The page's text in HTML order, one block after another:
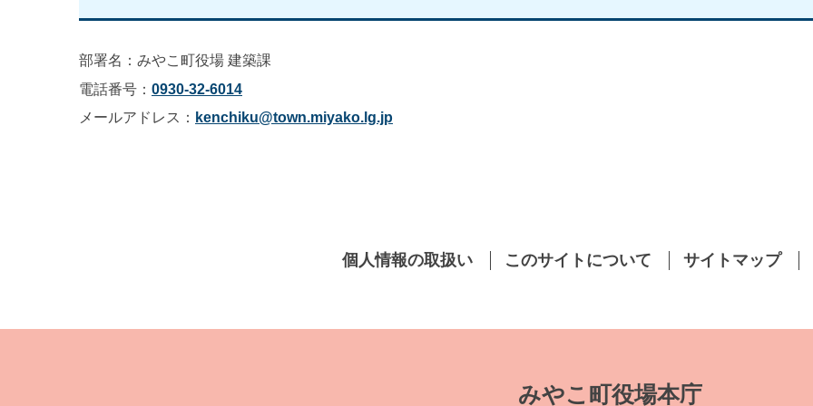
部署名：みやこ町役場 建築課
電話番号： 0930-32-6014
メールアドレス： kenchiku@town.miyako.lg.jp
個人情報の取扱い このサイトについて サイトマップ
みやこ町役場本庁